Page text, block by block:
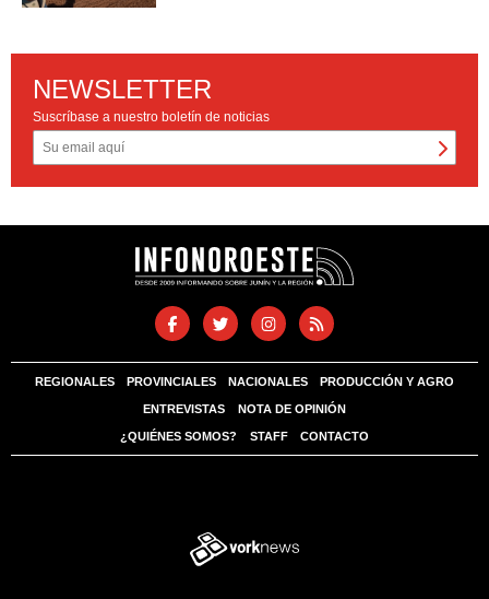
NEWSLETTER
Suscríbase a nuestro boletín de noticias
REGIONALES PROVINCIALES NACIONALES PRODUCCIÓN Y AGRO
ENTREVISTAS NOTA DE OPINIÓN
¿QUIÉNES SOMOS? STAFF CONTACTO